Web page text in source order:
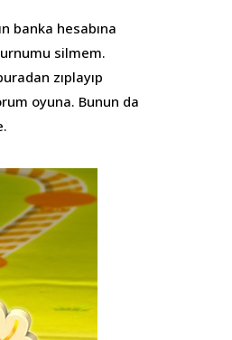
banka hesabına
silmem.
zıplayıp
oyuna. Bunun da